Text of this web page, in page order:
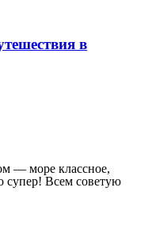
в
— море классное,
супер! Всем советую